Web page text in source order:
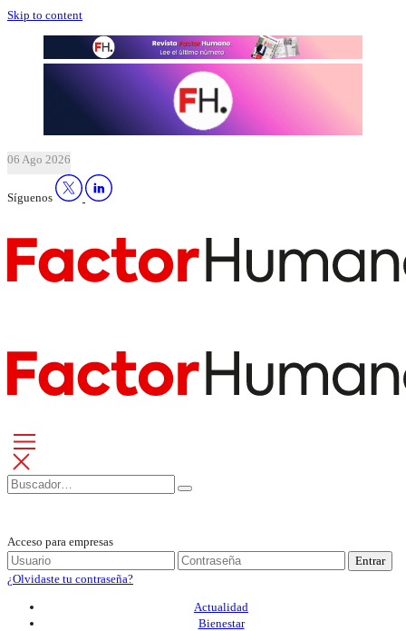
Skip to content
06 Ago 2026
Síguenos
Acceso para empresas
Entrar
¿Olvidaste tu contraseña?
Actualidad
Bienestar